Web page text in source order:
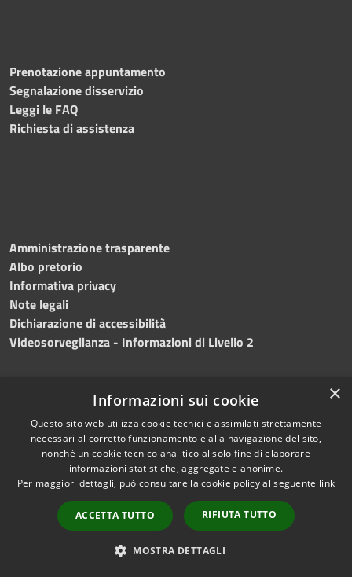
Prenotazione appuntamento
Segnalazione disservizio
Leggi le FAQ
Richiesta di assistenza
Amministrazione trasparente
Albo pretorio
Informativa privacy
Note legali
Dichiarazione di accessibilità
Videosorveglianza - Informazioni di Livello 2
Copyright © 2024 •
Comune di Mazara del
×
Informazioni sui cookie
Questo sito web utilizza cookie tecnici e assimilati strettamente
necessari al corretto funzionamento e alla navigazione del sito,
nonché un cookie tecnico analitico al solo fine di elaborare
informazioni statistiche, aggregate e anonime.
Per maggiori dettagli, può consultare la cookie policy al seguente link
ACCETTA TUTTO RIFIUTA TUTTO
MOSTRA DETTAGLI